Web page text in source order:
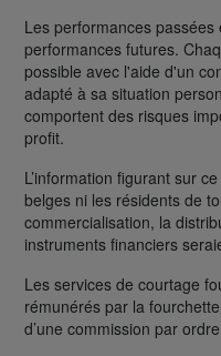
Les performances
performances futures.
possible avec l'aide d'un
adapté à sa situation
comportent des risques
profit.
L’information figurant sur
belges ni les résidents de
commercialisation, la
instruments financiers
Les services de courtage
rémunérés par la
d’une commission par